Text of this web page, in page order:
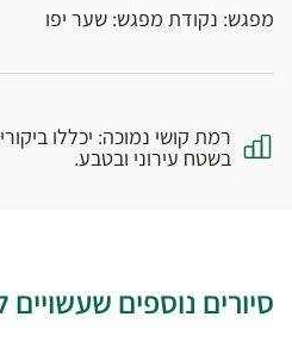
מפגש: נקודת מפגש: שער יפו
רמת קושי נמוכה: יכללו
בשטח עירוני ובטבע.
סיורים נוספים שעשויים